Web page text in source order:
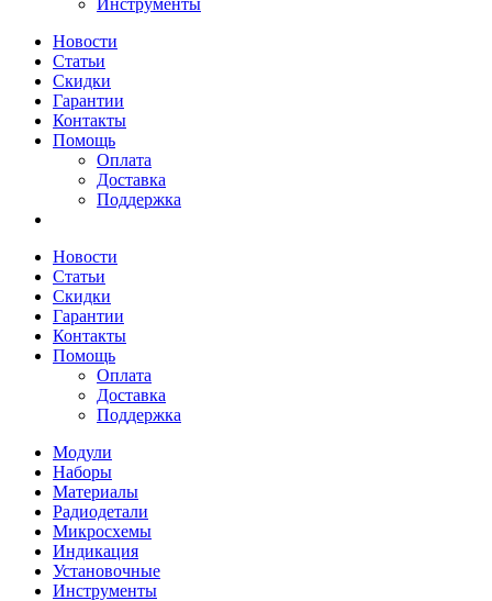
Инструменты
Новости
Статьи
Скидки
Гарантии
Контакты
Помощь
Оплата
Доставка
Поддержка
Новости
Статьи
Скидки
Гарантии
Контакты
Помощь
Оплата
Доставка
Поддержка
Модули
Наборы
Материалы
Радиодетали
Микросхемы
Индикация
Установочные
Инструменты